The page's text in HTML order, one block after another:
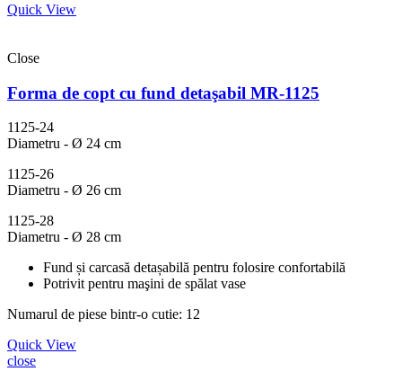
Quick View
Close
Forma de copt cu fund detaşabil MR-1125
1125-24
Diametru - Ø 24 cm
1125-26
Diametru - Ø 26 cm
1125-28
Diametru - Ø 28 cm
Fund și carcasă detașabilă pentru folosire confortabilă
Potrivit pentru maşini de spălat vase
Numarul de piese bintr-o cutie: 12
Quick View
close